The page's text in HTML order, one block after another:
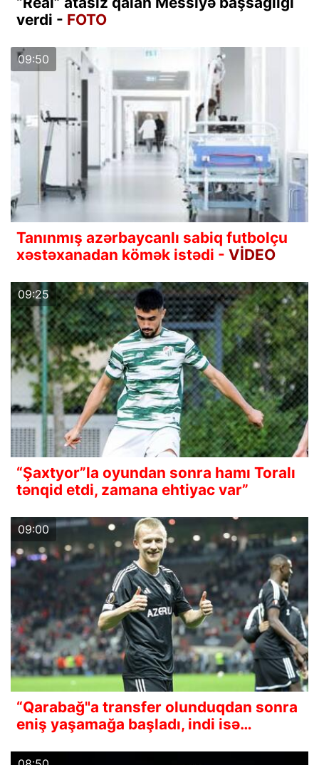
verdi - FOTO
09:50
Tanınmış azərbaycanlı sabiq futbolçu
xəstəxanadan kömək istədi - VİDEO
09:25
“Şaxtyor”la oyundan sonra hamı Toralı
tənqid etdi, zamana ehtiyac var”
09:00
“Qarabağ"a transfer olunduqdan sonra
eniş yaşamağa başladı, indi isə…